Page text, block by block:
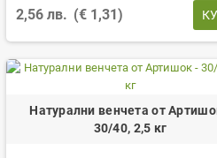
2,56 лв. (€ 1,31)
Натурални венчета от
30/40, 2,5 кг